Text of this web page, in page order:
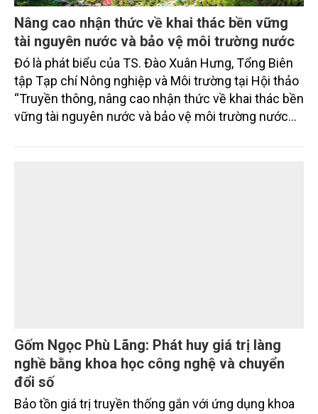
Nâng cao nhận thức về khai thác bền vững
tài nguyên nước và bảo vệ môi trường nước
Đó là phát biểu của TS. Đào Xuân Hưng, Tổng Biên
tập Tạp chí Nông nghiệp và Môi trường tại Hội thảo
“Truyền thông, nâng cao nhận thức về khai thác bền
vững tài nguyên nước và bảo vệ môi trường nước
trường phối hợp với Sở Nông nghiệp và Môi trường
Gốm Ngọc Phù Lãng: Phát huy giá trị làng
nghề bằng khoa học công nghệ và chuyển